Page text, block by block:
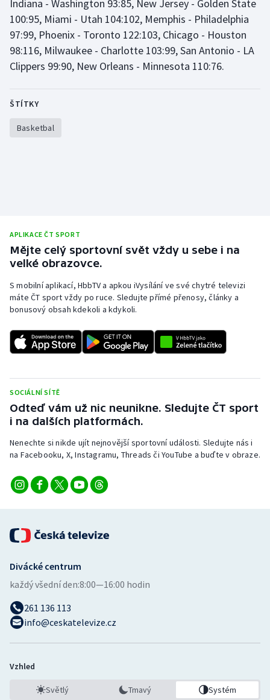
Ragby
Rychlobruslení
Short track
Vodní slalom
Volejbal
Ostatní
Indiana - Washington 93:85, New Jersey - Golden State
100:95, Miami - Utah 104:102, Memphis - Philadelphia
97:99, Phoenix - Toronto 122:103, Chicago - Houston
98:116, Milwaukee - Charlotte 103:99, San Antonio - LA
Clippers 99:90, New Orleans - Minnesota 110:76.
ŠTÍTKY
Basketbal
APLIKACE ČT SPORT
Mějte celý sportovní svět vždy u sebe i na
velké obrazovce.
S mobilní aplikací, HbbTV a apkou iVysílání ve své chytré televizi
máte ČT sport vždy po ruce. Sledujte přímé přenosy, články a
bonusový obsah kdekoli a kdykoli.
SOCIÁLNÍ SÍTĚ
Odteď vám už nic neunikne. Sledujte ČT sport
i na dalších platformách.
Nenechte si nikde ujít nejnovější sportovní události. Sledujte nás i
na Facebooku, X, Instagramu, Threads či YouTube a buďte v obraze.
Divácké centrum
každý všední den:8:00—16:00 hodin
261 136 113
info@ceskatelevize.cz
Vzhled
Světlý Tmavý Systém